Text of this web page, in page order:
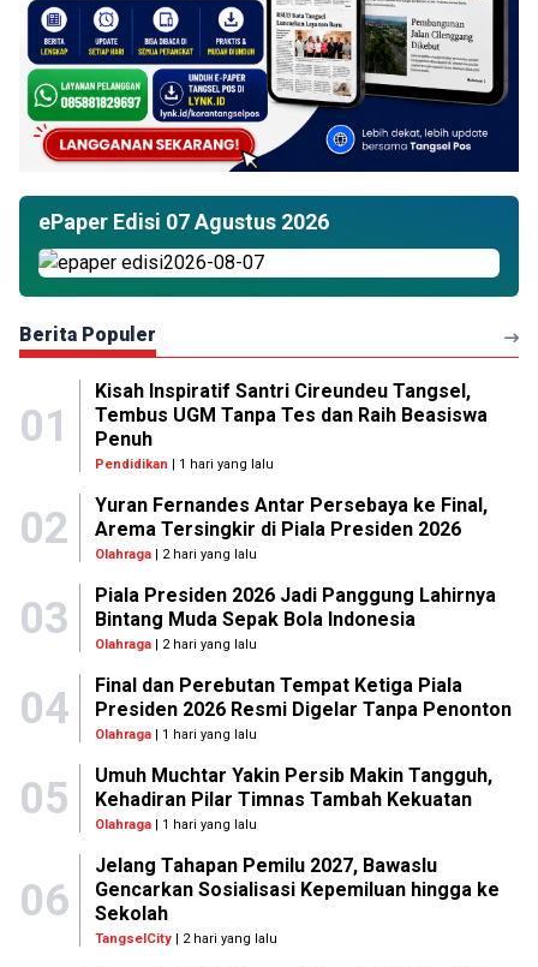
ePaper Edisi 07 Agustus 2026
Berita Populer
01
Kisah Inspiratif Santri Cireundeu Tangsel,
Tembus UGM Tanpa Tes dan Raih Beasiswa
Penuh
Pendidikan | 1 hari yang lalu
02
Yuran Fernandes Antar Persebaya ke Final,
Arema Tersingkir di Piala Presiden 2026
Olahraga| 2 hari yang lalu
03
Piala Presiden 2026 Jadi Panggung Lahirnya
Bintang Muda Sepak Bola Indonesia
Olahraga| 2 hari yang lalu
04
Final dan Perebutan Tempat Ketiga Piala
Presiden 2026 Resmi Digelar Tanpa Penonton
Olahraga| 1 hari yang lalu
05
Umuh Muchtar Yakin Persib Makin Tangguh,
Kehadiran Pilar Timnas Tambah Kekuatan
Olahraga| 1 hari yang lalu
06
Jelang Tahapan Pemilu 2027, Bawaslu
Gencarkan Sosialisasi Kepemiluan hingga ke
Sekolah
TangselCity| 2 hari yang lalu